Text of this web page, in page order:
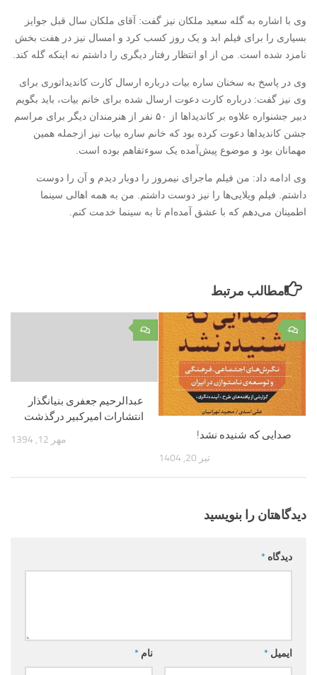
وی با اشاره به گله سعید ملکان نیز گفت: آقای ملکان سال قبل جوایز
بسیاری را برای فیلم ابد و یک روز کسب کرد و امسال نیز در هفت بخش
نامزد شده است. من از او انتظار رفتار دیگری را داشتم نه اینکه گله کند.
وی در پاسخ به سخنان ساره بیات درباره ارسال کارت کاندیداتوری برای
وی نیز گفت: درباره کارت دعوت ارسال شده برای خانم بیات، باید بگویم
دبیر جشنواره علاوه بر کاندیداها از ۵۰ نفر از هنرمندان دیگر برای مراسم
جشن کاندیداها دعوت کرده بود که خانم ساره بیات نیز ازجمله همین
مهمانان بود و موضوع پیش‌آمده یک سوءتفاهم بوده است.
وی ادامه داد: من فیلم ماجرای نیمروز را دوبار دیدم و آن را دوست
داشتم. فیلم ویلایی‌ها را نیز دوست داشتم. من به همه اهالی سینما
اطمینان می‌دهم که با عشق آمده‌ام تا به سینما خدمت کنم.
مطالب مرتبط
۰
عبدالرحیم جعفری بنیانگذار
انتشارات امیرکبیر درگذشت
مهر 12, 1394
۰
صدایی که شنیده نشد!
تیر 20, 1404
دیدگاهتان را بنویسید
دیدگاه *
نام * ایمیل *